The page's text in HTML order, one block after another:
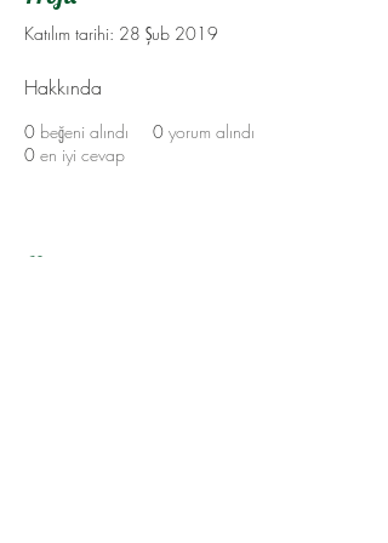
Katılım tarihi: 28 Şub 2019
Hakkında
0 beğeni alındı 0 yorum alındı
0 en iyi cevap
Hakkımda